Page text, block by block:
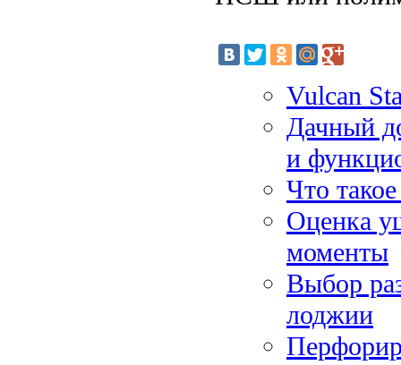
Vulcan
Дачный
и
Что
Оценка
моменты
Выбор
лоджии